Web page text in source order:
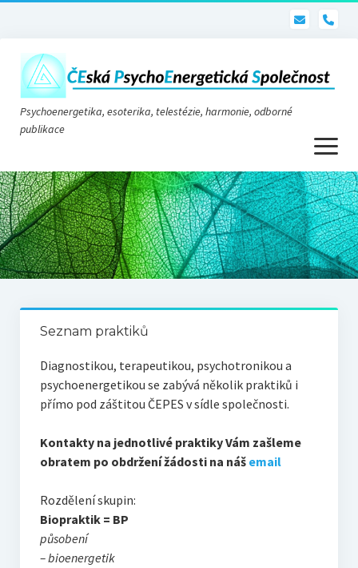
Psychoenergetika, esoterika, telestézie, harmonie, odborné
publikace
otevřít
menu
Psychoenergetika
O nás
O společnosti
Telestézie
O vodě ze studní
Proutkaření – historie
Kontakty
Kniha návštěv
Mapa – sídlo ČEPES
Seznam praktiků
Diagnostikou, terapeutikou, psychotronikou a
psychoenergetikou se zabývá několik praktiků i
přímo pod záštitou ČEPES v sídle společnosti.
Kontakty na jednotlivé praktiky Vám zašleme
obratem po obdržení žádosti na náš email
Rozdělení skupin:
Biopraktik = BP
působení
– bioenergetik